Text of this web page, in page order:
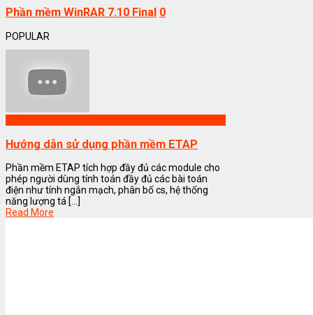
Phần mềm WinRAR 7.10 Final 0
POPULAR
Hướng dẫn sử dụng phần mềm ETAP
Phần mềm ETAP tích hợp đầy đủ các module cho
phép người dùng tính toán đầy đủ các bài toán
điện như tính ngắn mạch, phân bố cs, hệ thống
năng lượng tá [...]
Read More